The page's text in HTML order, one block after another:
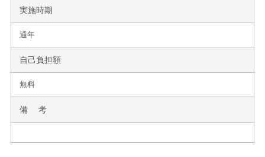
実施時期
通年
自己負担額
無料
備 考